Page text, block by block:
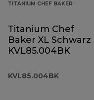
TITANIUM CHEF BAKER
Titanium Chef
Baker XL Schwarz
KVL85.004BK
KVL85.004BK